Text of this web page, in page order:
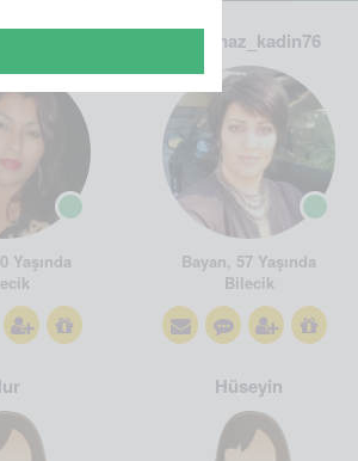
Yaşında
yaramaz_kadin76
Bayan, 57 Yaşında
Bilecik
Hüseyin